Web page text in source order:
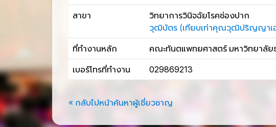
สาขา
วิทยาการวินิจฉัยโรคช่องปาก
วุฒิบัตร (เทียบเท่าคุณวุฒิปริญญาเ
ที่ทำงานหลัก คณะทันตแพทยศาสตร์ มหาวิทยาลัย
เบอร์โทรที่ทำงาน 029869213
« กลับไปหน้าค้นหาผู้เชี่ยวชาญ